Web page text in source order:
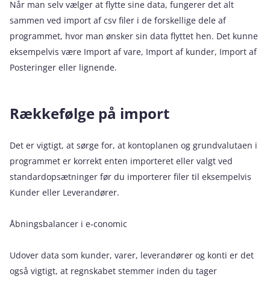
Når man selv vælger at flytte sine data, fungerer det alt
sammen ved import af csv filer i de forskellige dele af
programmet, hvor man ønsker sin data flyttet hen. Det kunne
eksempelvis være Import af vare, Import af kunder, Import af
Posteringer eller lignende.
Rækkefølge på import
Det er vigtigt, at sørge for, at kontoplanen og grundvalutaen i
programmet er korrekt enten importeret eller valgt ved
standardopsætninger før du importerer filer til eksempelvis
Kunder eller Leverandører.
Åbningsbalancer i e‑conomic
Udover data som kunder, varer, leverandører og konti er det
også vigtigt, at regnskabet stemmer inden du tager